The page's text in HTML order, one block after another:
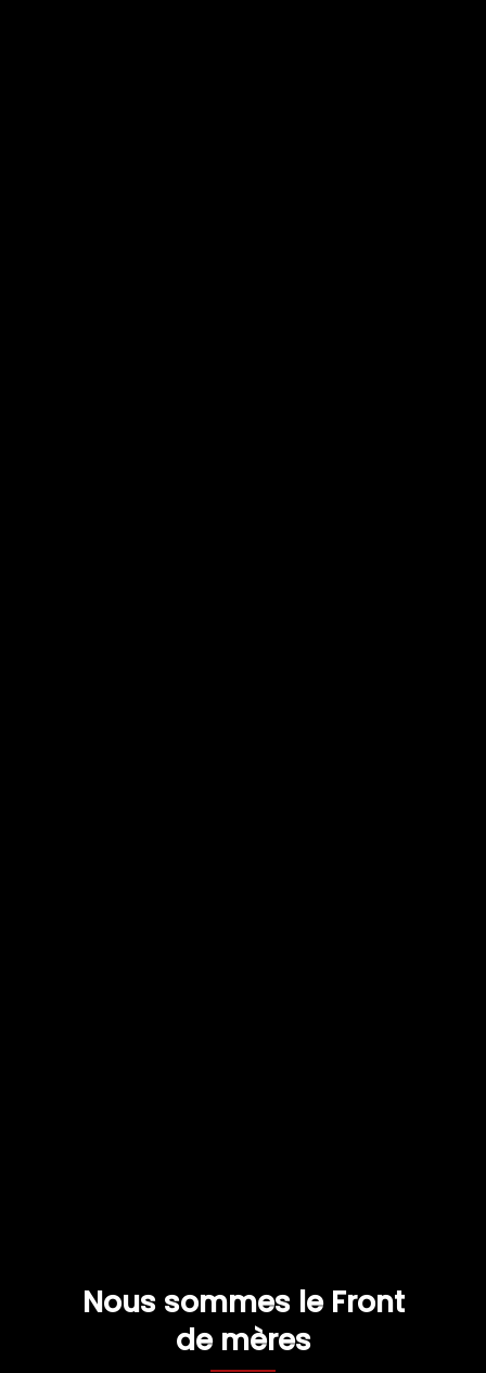
Nous sommes le Front
de mères